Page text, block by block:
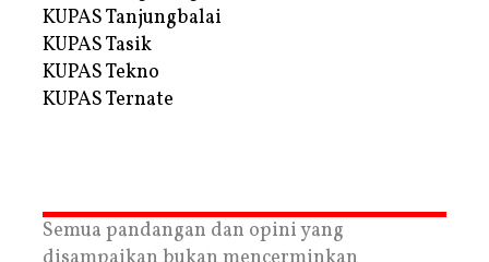
KUPAS Tanjungbalai
KUPAS Tasik
KUPAS Tekno
KUPAS Ternate
Semua pandangan dan opini yang